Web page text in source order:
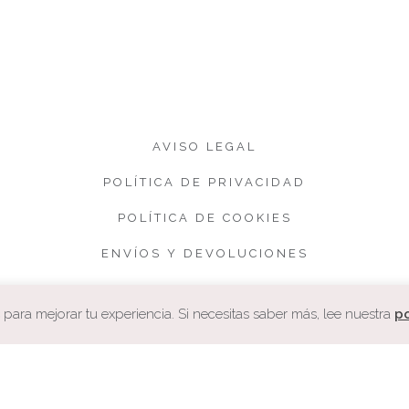
AVISO LEGAL
POLÍTICA DE PRIVACIDAD
POLÍTICA DE COOKIES
ENVÍOS Y DEVOLUCIONES
mejorar tu experiencia. Si necesitas saber más, lee nuestra